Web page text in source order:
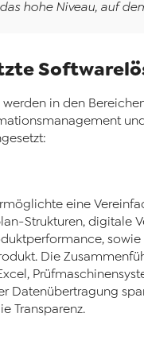
hohe Niveau, auf
in den
und
eine
Strukturen, digitale
sowie
Die
Datenübertragung
Transparenz.